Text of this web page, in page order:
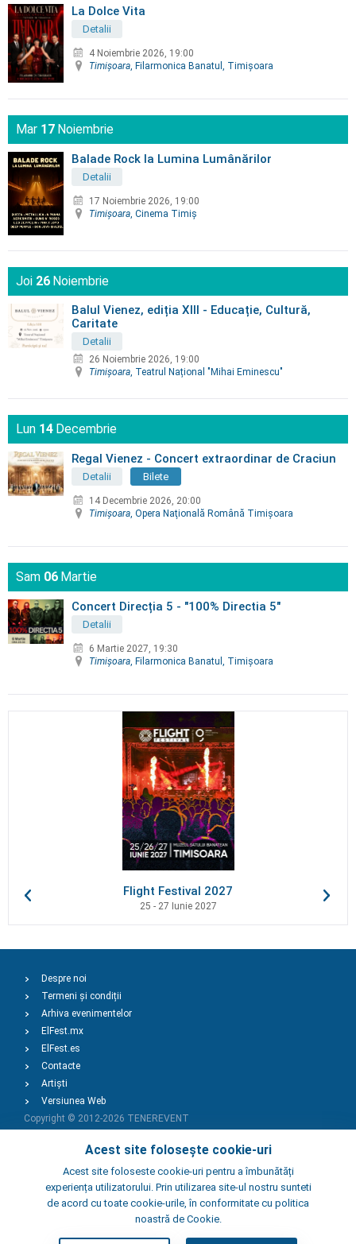
La Dolce Vita
Detalii
4 Noiembrie 2026, 19:00
Timişoara, Filarmonica Banatul, Timişoara
Mar 17 Noiembrie
Balade Rock la Lumina Lumânărilor
Detalii
17 Noiembrie 2026, 19:00
Timişoara, Cinema Timiş
Joi 26 Noiembrie
Balul Vienez, ediția XIII - Educație, Cultură,
Caritate
Detalii
26 Noiembrie 2026, 19:00
Timişoara, Teatrul Național "Mihai Eminescu"
Lun 14 Decembrie
Regal Vienez - Concert extraordinar de Craciun
Detalii Bilete
14 Decembrie 2026, 20:00
Timişoara, Opera Naţională Română Timişoara
Sam 06 Martie
Concert Direcția 5 - "100% Directia 5"
Detalii
6 Martie 2027, 19:30
Timişoara, Filarmonica Banatul, Timişoara
Flight Festival 2027
25 - 27 Iunie 2027
Acest site folosește cookie-uri
Acest site foloseste cookie-uri pentru a îmbunătăți
experiența utilizatorului. Prin utilizarea site-ul nostru sunteti
de acord cu toate cookie-urile, în conformitate cu politica
noastră de Cookie.
Despre noi
Termeni și condiții
Arhiva evenimentelor
ElFest.mx
ElFest.es
Contacte
Artiști
Versiunea Web
Copyright © 2012-2026 TENEREVENT
Adaugă Eveniment
Adaugă Local